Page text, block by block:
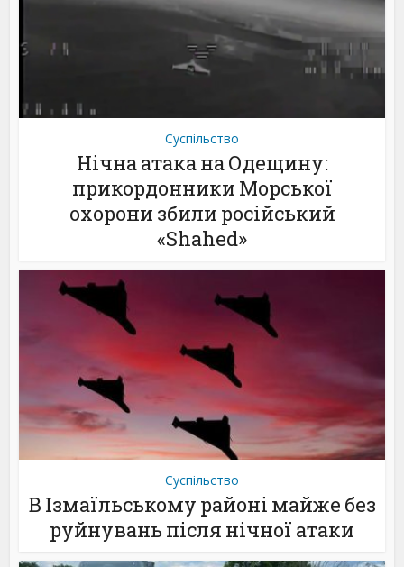
Суспільство
Нічна атака на Одещину:
прикордонники Морської
охорони збили російський
«Shahed»
Суспільство
В Ізмаїльському районі майже без
руйнувань після нічної атаки